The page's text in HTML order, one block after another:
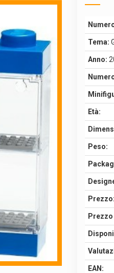
Tema:
Anno:
Età:
Peso:
Prezzo:
EAN: